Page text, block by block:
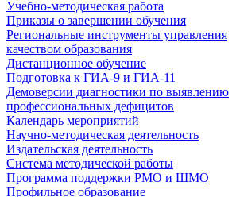
Учебно-методическая работа
Приказы о завершении обучения
Региональные инструменты управления
качеством образования
Дистанционное обучение
Подготовка к ГИА-9 и ГИА-11
Демоверсии диагностики по выявлению
профессиональных дефицитов
Календарь мероприятий
Научно-методическая деятельность
Издательская деятельность
Система методической работы
Программа поддержки РМО и ШМО
Профильное образование